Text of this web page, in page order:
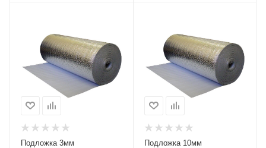
Подложка 3мм
Подложка 10мм